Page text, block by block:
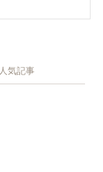
人気記事